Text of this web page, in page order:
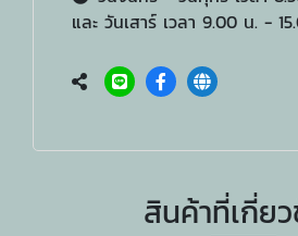
และ วันเสาร์ เวลา 9.00 น. -
สินค้าที่เกี่ย